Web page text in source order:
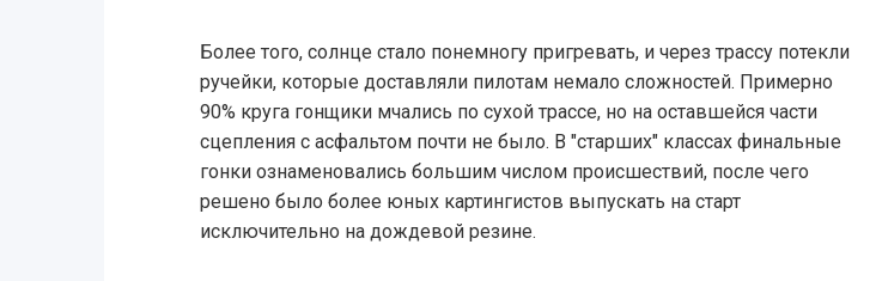
Более того, солнце стало понемногу пригревать, и через трассу потекли
ручейки, которые доставляли пилотам немало сложностей. Примерно
90% круга гонщики мчались по сухой трассе, но на оставшейся части
сцепления с асфальтом почти не было. В "старших" классах финальные
гонки ознаменовались большим числом происшествий, после чего
решено было более юных картингистов выпускать на старт
исключительно на дождевой резине.